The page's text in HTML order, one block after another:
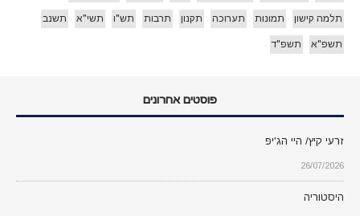
תלמה קישון תמונות תערוכה תקנון תרבות תש"ו תשי"א תשנב
תשפ"א תשפ"ד
פוסטים אחרונים
זרעי קיץ/ היי הג'יפ
26/07/2026
היסטוריה